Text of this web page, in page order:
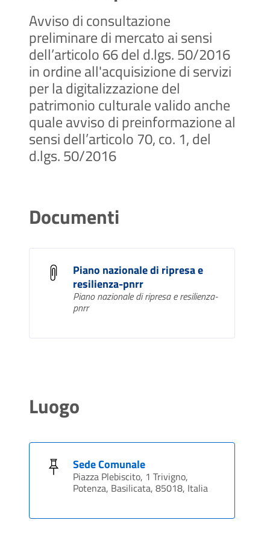
Avviso di consultazione
preliminare di mercato ai sensi
dell’articolo 66 del d.lgs. 50/2016
in ordine all'acquisizione di servizi
per la digitalizzazione del
patrimonio culturale valido anche
quale avviso di preinformazione al
sensi dell’articolo 70, co. 1, del
d.lgs. 50/2016
Documenti
Piano nazionale di ripresa e
resilienza-pnrr
Piano nazionale di ripresa e resilienza-
pnrr
Luogo
Sede Comunale
Piazza Plebiscito, 1 Trivigno,
Potenza, Basilicata, 85018, Italia